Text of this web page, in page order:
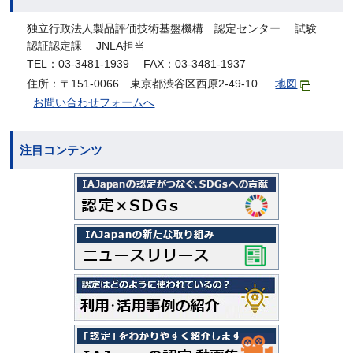
独立行政法人製品評価技術基盤機構 認定センター 試験
認証認定課 JNLA担当
TEL：03-3481-1939 FAX：03-3481-1937
住所：〒151-0066 東京都渋谷区西原2-49-10
地図
お問い合わせフォームへ
注目コンテンツ